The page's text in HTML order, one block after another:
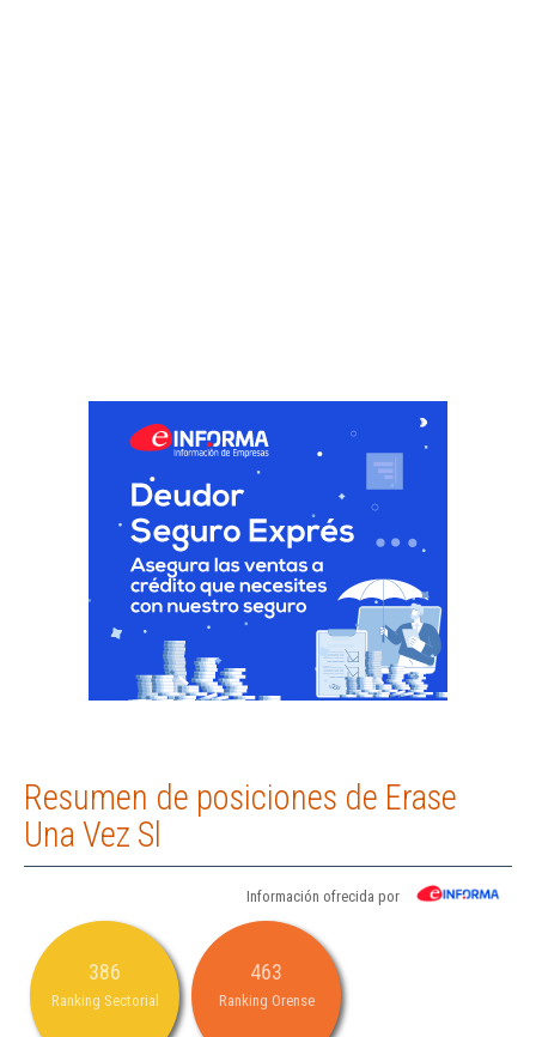
Resumen de posiciones de Erase
Una Vez Sl
Información ofrecida por
386
Ranking Sectorial
463
Ranking Orense